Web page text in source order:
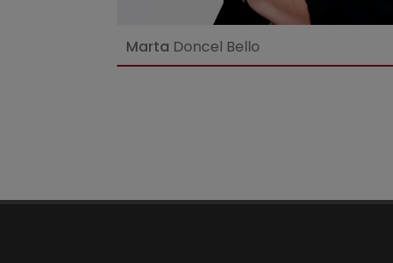
Marta Doncel Bello